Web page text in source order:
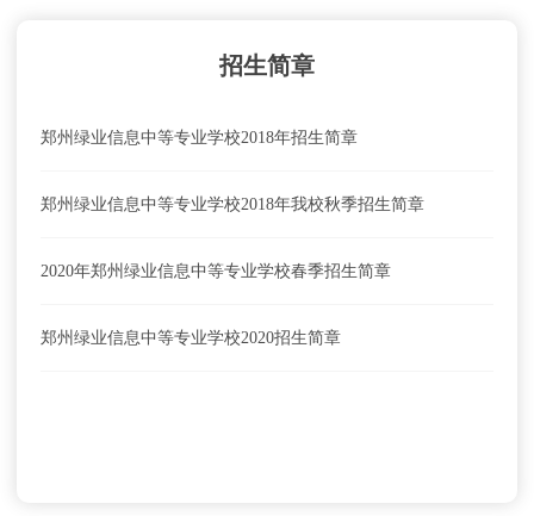
招生简章
郑州绿业信息中等专业学校2018年招生简章
郑州绿业信息中等专业学校2018年我校秋季招生简章
2020年郑州绿业信息中等专业学校春季招生简章
郑州绿业信息中等专业学校2020招生简章